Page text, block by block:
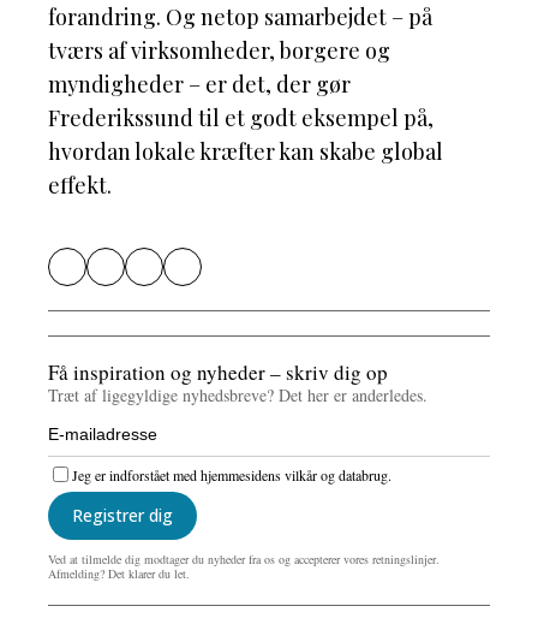
forandring. Og netop samarbejdet – på
tværs af virksomheder, borgere og
myndigheder – er det, der gør
Frederikssund til et godt eksempel på,
hvordan lokale kræfter kan skabe global
effekt.
Få inspiration og nyheder – skriv dig op
Træt af ligegyldige nyhedsbreve? Det her er anderledes.
Registrer dig
Jeg er indforstået med hjemmesidens vilkår og databrug.
Ved at tilmelde dig modtager du nyheder fra os og accepterer vores retningslinjer.
Afmelding? Det klarer du let.